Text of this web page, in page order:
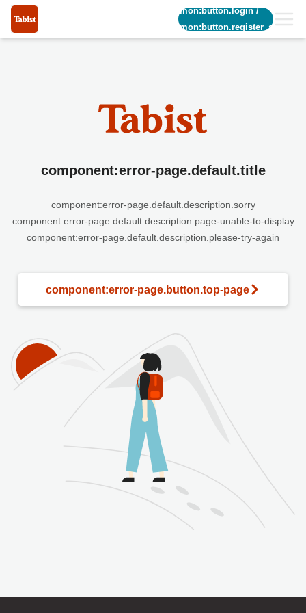
common:button.login/
common:button.register_short
component:error-page.default.title
component:error-page.default.description.sorry
component:error-page.default.description.page-unable-to-display
component:error-page.default.description.please-try-again
component:error-page.button.top-page